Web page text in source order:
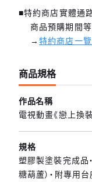
■特約商店實體通
商品預購期間等
→特約商店一
商品規格
作品名稱
電視動畫《戀上換
規格
塑膠製塗裝完成品
糖葫蘆）・附專用